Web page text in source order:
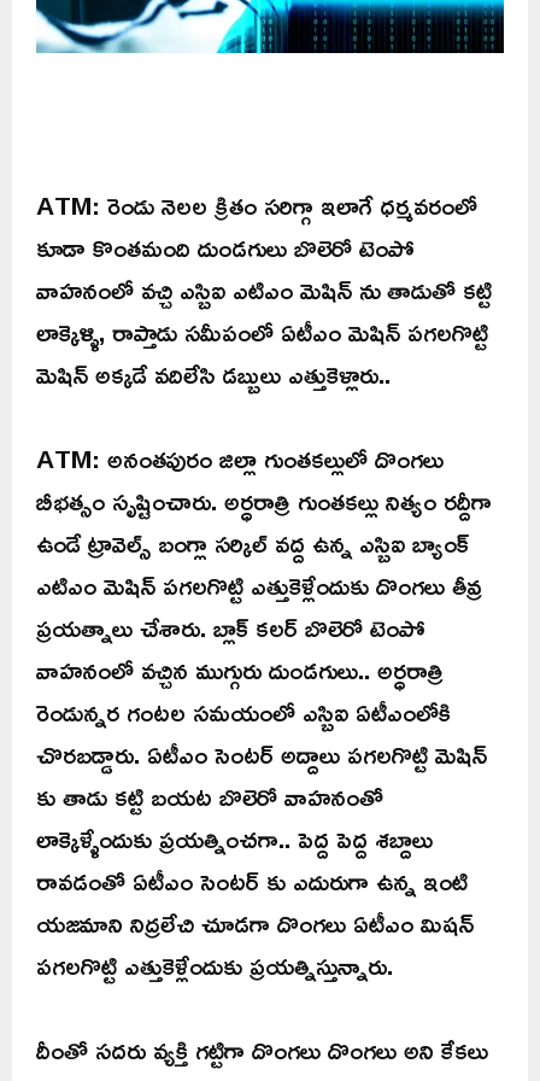
ATM: రెండు నెలల క్రితం సరిగ్గా ఇలాగే ధర్మవరంలో
కూడా కొంతమంది దుండగులు బొలెరో టెంపో
వాహనంలో వచ్చి ఎస్బిఐ ఎటిఎం మెషిన్ ను తాడుతో కట్టి
లాక్కెళ్ళి, రాప్తాడు సమీపంలో ఏటీఎం మెషిన్ పగలగొట్టి
మెషిన్ అక్కడే వదిలేసి డబ్బులు ఎత్తుకెళ్లారు..
ATM: అనంతపురం జిల్లా గుంతకల్లులో దొంగలు
బీభత్సం సృష్టించారు. అర్ధరాత్రి గుంతకల్లు నిత్యం రద్దీగా
ఉండే ట్రావెల్స్ బంగ్లా సర్కిల్ వద్ద ఉన్న ఎస్బిఐ బ్యాంక్
ఎటిఎం మెషిన్ పగలగొట్టి ఎత్తుకెళ్లేందుకు దొంగలు తీవ్ర
ప్రయత్నాలు చేశారు. బ్లాక్ కలర్ బొలెరో టెంపో
వాహనంలో వచ్చిన ముగ్గురు దుండగులు.. అర్ధరాత్రి
రెండున్నర గంటల సమయంలో ఎస్బిఐ ఏటీఎంలోకి
చొరబడ్డారు. ఏటీఎం సెంటర్ అద్దాలు పగలగొట్టి మెషిన్
కు తాడు కట్టి బయట బొలెరో వాహనంతో
లాక్కెళ్ళేందుకు ప్రయత్నించగా.. పెద్ద పెద్ద శబ్దాలు
రావడంతో ఏటీఎం సెంటర్ కు ఎదురుగా ఉన్న ఇంటి
యజమాని నిద్రలేచి చూడగా దొంగలు ఏటీఎం మిషన్
పగలగొట్టి ఎత్తుకెళ్లేందుకు ప్రయత్నిస్తున్నారు.
దీంతో సదరు వ్యక్తి గట్టిగా దొంగలు దొంగలు అని కేకలు